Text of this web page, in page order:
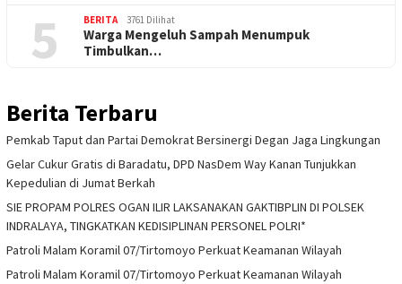
5 BERITA 3761 Dilihat
Warga Mengeluh Sampah Menumpuk
Timbulkan…
Berita Terbaru
Pemkab Taput dan Partai Demokrat Bersinergi Degan Jaga Lingkungan
Gelar Cukur Gratis di Baradatu, DPD NasDem Way Kanan Tunjukkan
Kepedulian di Jumat Berkah
SIE PROPAM POLRES OGAN ILIR LAKSANAKAN GAKTIBPLIN DI POLSEK
INDRALAYA, TINGKATKAN KEDISIPLINAN PERSONEL POLRI*
Patroli Malam Koramil 07/Tirtomoyo Perkuat Keamanan Wilayah
Patroli Malam Koramil 07/Tirtomoyo Perkuat Keamanan Wilayah